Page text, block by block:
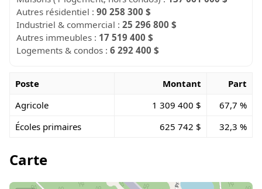
Autres résidentiel :90 258 300 $
Industriel & commercial :25 296 800 $
Autres immeubles : 17 519 400 $
Logements & condos :6 292 400 $
Poste Montant
Part
Agricole
1 309 400 $
67,7 %
Écoles primaires
625 742 $ 32,3 %
Carte